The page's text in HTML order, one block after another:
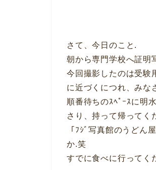
さて、今日のこと.
朝から専門学校へ証明
今回撮影したのは受験
に近づくにつれ、みな
順番待ちのｽﾍﾟｰｽに明
さり、持って帰って
「ﾌｼﾞ写真館のうどん
か.笑
すでに食べに行ってく